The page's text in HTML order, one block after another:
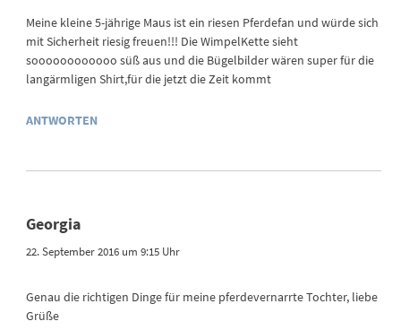
Meine kleine 5-jährige Maus ist ein riesen Pferdefan und würde sich
mit Sicherheit riesig freuen!!! Die WimpelKette sieht
soooooooooooo süß aus und die Bügelbilder wären super für die
langärmligen Shirt,für die jetzt die Zeit kommt
ANTWORTEN
Georgia
22. September 2016 um 9:15 Uhr
Genau die richtigen Dinge für meine pferdevernarrte Tochter, liebe
Grüße